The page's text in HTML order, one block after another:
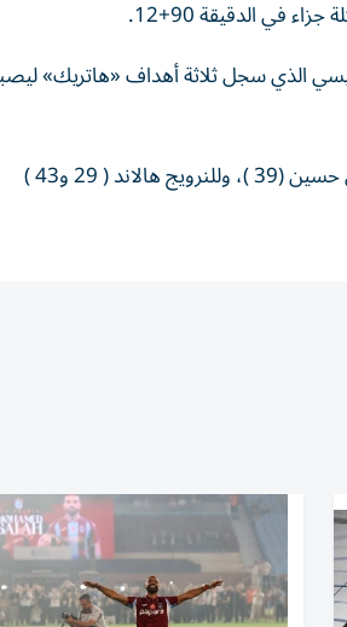
من الأسطورة ليونيل ميسي الذي سجل ثلاثة أهداف «هاتريك»
وخسر العراق أمام النرويج بسبب أخطاء دفاعية، وسجل هدف «أسود الرافدين» الوحيد أيمن حسين (39 )، وللنرويج هالاند ( 29 و43 )